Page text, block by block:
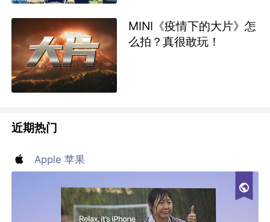
MINI《疫情下的大片》怎
么拍？真很敢玩！
近期热门
Apple 苹果